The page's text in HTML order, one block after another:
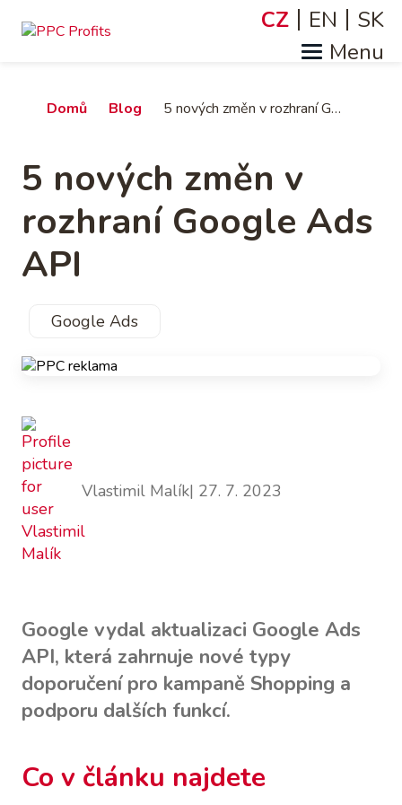
Jazyky
CZ EN SK
Drobečková
Domů Blog 5 nových změn v rozhraní Google Ads API
5 nových změn v
rozhraní Google Ads
API
Google Ads
Vlastimil Malík| 27. 7. 2023
Google vydal aktualizaci Google Ads
API, která zahrnuje nové typy
doporučení pro kampaně Shopping a
podporu dalších funkcí.
Co v článku najdete